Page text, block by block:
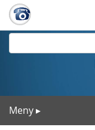
Meny ▸